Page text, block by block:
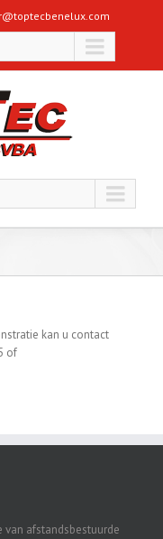
kan u contact
of
van afstandsbestuurde